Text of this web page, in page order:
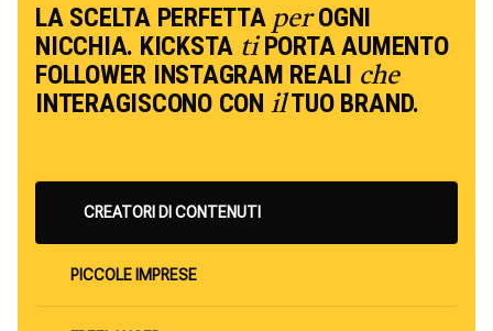
LA SCELTA PERFETTA perOGNI
NICCHIA. KICKSTA tiPORTA AUMENTO
FOLLOWER INSTAGRAM REALI che
INTERAGISCONO CON ilTUO BRAND.
CREATORI DI CONTENUTI
PICCOLE IMPRESE